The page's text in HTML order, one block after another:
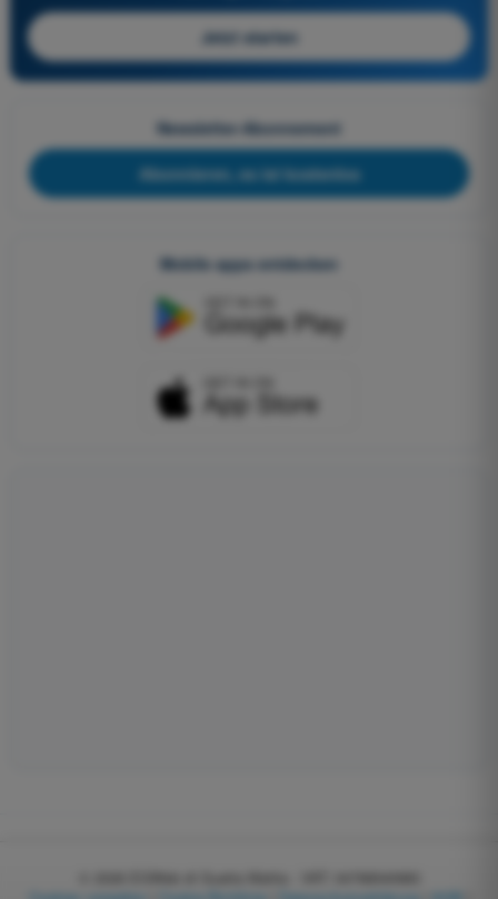
Jetzt starten
Newsletter-Abonnement
Abonnieren, es ist kostenlos
Mobile apps entdecken